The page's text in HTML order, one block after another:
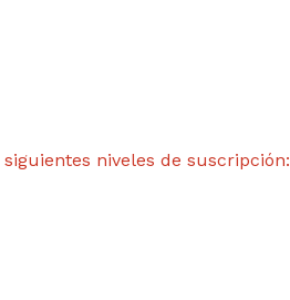
niveles de suscripción: